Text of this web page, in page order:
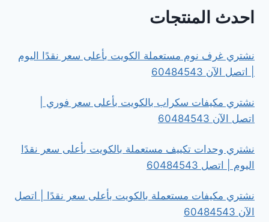
احدث المنتجات
نشتري غرف نوم مستعملة الكويت بأعلى سعر نقدًا اليوم
| اتصل الآن 60484543
نشتري مكيفات سكراب بالكويت بأعلى سعر فوري |
اتصل الآن 60484543
نشتري وحدات تكييف مستعملة بالكويت بأعلى سعر نقدًا
اليوم | اتصل 60484543
نشتري مكيفات مستعملة بالكويت بأعلى سعر نقدًا | اتصل
الآن 60484543